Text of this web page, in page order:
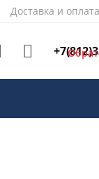
Доставка и оплата